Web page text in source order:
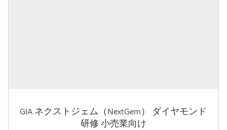
GIA ネクストジェム（NextGem） ダイヤモンド
研修 小売業向け